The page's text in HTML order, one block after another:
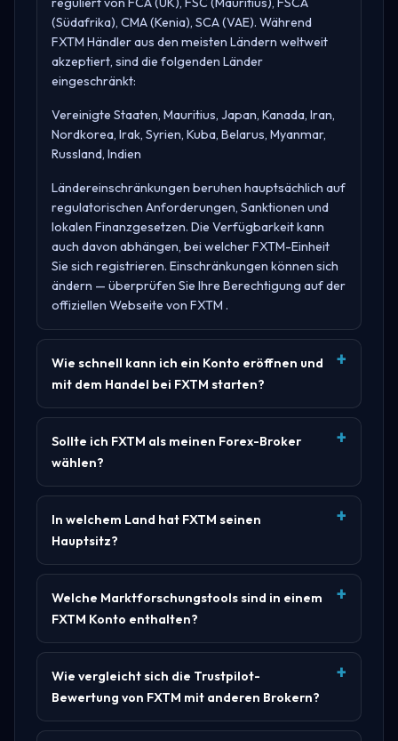
(Südafrika), CMA (Kenia), SCA (VAE). Während
FXTM Händler aus den meisten Ländern weltweit
akzeptiert, sind die folgenden Länder
eingeschränkt:
Vereinigte Staaten, Mauritius, Japan, Kanada, Iran,
Nordkorea, Irak, Syrien, Kuba, Belarus, Myanmar,
Russland, Indien
Ländereinschränkungen beruhen hauptsächlich auf
regulatorischen Anforderungen, Sanktionen und
lokalen Finanzgesetzen. Die Verfügbarkeit kann
auch davon abhängen, bei welcher FXTM-Einheit
Sie sich registrieren. Einschränkungen können sich
ändern — überprüfen Sie Ihre Berechtigung auf der
offiziellen Webseite von FXTM .
Wie schnell kann ich ein Konto eröffnen und
mit dem Handel bei FXTM starten?
Sollte ich FXTM als meinen Forex-Broker
wählen?
In welchem Land hat FXTM seinen
Hauptsitz?
Welche Marktforschungstools sind in einem
FXTM Konto enthalten?
Wie vergleicht sich die Trustpilot-
Bewertung von FXTM mit anderen Brokern?